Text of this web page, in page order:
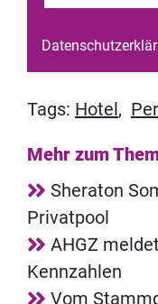
Tags: Hotel,
Mehr zum
Sheraton
Privatpool
AHGZ
Kennzahlen
Vom